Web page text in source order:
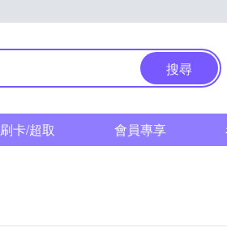
搜尋
刷卡/超取 會員專享